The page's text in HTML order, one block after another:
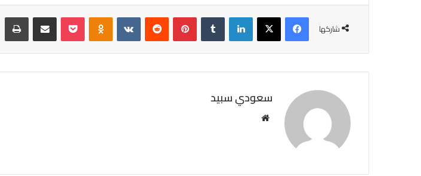
شاركها
فيسبوك لينكدإن بينتيريست بوكيت
سعودي سبيد